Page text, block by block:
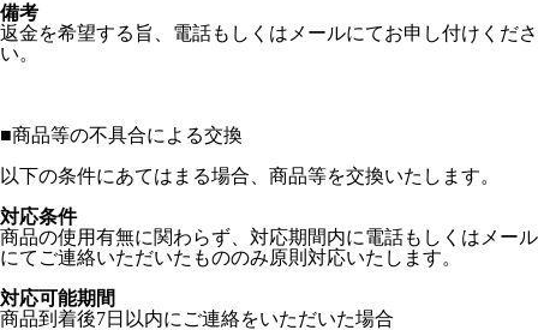
備考
返金を希望する旨、電話もしくはメールにてお申し付けくださ
い。
■商品等の不具合による交換
以下の条件にあてはまる場合、商品等を交換いたします。
対応条件
商品の使用有無に関わらず、対応期間内に電話もしくはメール
にてご連絡いただいたもののみ原則対応いたします。
対応可能期間
商品到着後7日以内にご連絡をいただいた場合